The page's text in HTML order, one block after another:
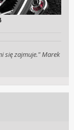
się zajmuje." Marek